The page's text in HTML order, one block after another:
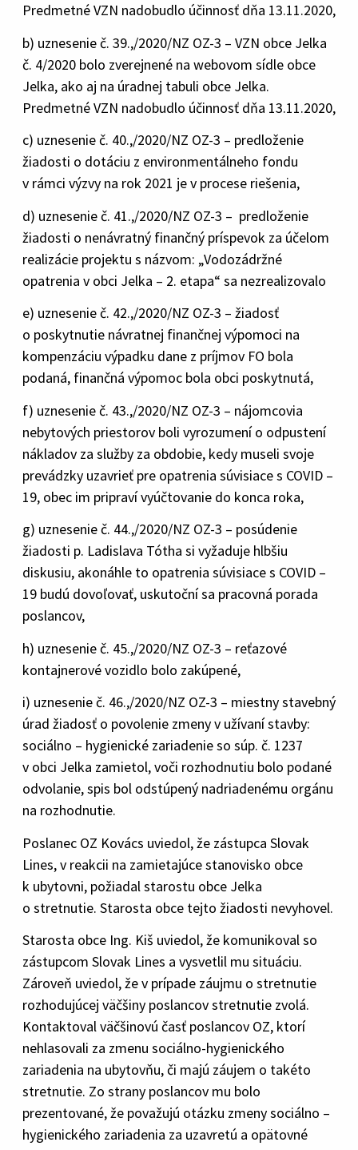
Predmetné VZN nadobudlo účinnosť dňa 13.11.2020,
b) uznesenie č. 39.,/2020/NZ OZ-3 – VZN obce Jelka
č. 4/2020 bolo zverejnené na webovom sídle obce
Jelka, ako aj na úradnej tabuli obce Jelka.
Predmetné VZN nadobudlo účinnosť dňa 13.11.2020,
c) uznesenie č. 40.,/2020/NZ OZ-3 – predloženie
žiadosti o dotáciu z environmentálneho fondu
v rámci výzvy na rok 2021 je v procese riešenia,
d) uznesenie č. 41.,/2020/NZ OZ-3 – predloženie
žiadosti o nenávratný finančný príspevok za účelom
realizácie projektu s názvom: „Vodozádržné
opatrenia v obci Jelka – 2. etapa“ sa nezrealizovalo
e) uznesenie č. 42.,/2020/NZ OZ-3 – žiadosť
o poskytnutie návratnej finančnej výpomoci na
kompenzáciu výpadku dane z príjmov FO bola
podaná, finančná výpomoc bola obci poskytnutá,
f) uznesenie č. 43.,/2020/NZ OZ-3 – nájomcovia
nebytových priestorov boli vyrozumení o odpustení
nákladov za služby za obdobie, kedy museli svoje
prevádzky uzavrieť pre opatrenia súvisiace s COVID –
19, obec im pripraví vyúčtovanie do konca roka,
g) uznesenie č. 44.,/2020/NZ OZ-3 – posúdenie
žiadosti p. Ladislava Tótha si vyžaduje hlbšiu
diskusiu, akonáhle to opatrenia súvisiace s COVID –
19 budú dovoľovať, uskutoční sa pracovná porada
poslancov,
h) uznesenie č. 45.,/2020/NZ OZ-3 – reťazové
kontajnerové vozidlo bolo zakúpené,
i) uznesenie č. 46.,/2020/NZ OZ-3 – miestny stavebný
úrad žiadosť o povolenie zmeny v užívaní stavby:
sociálno – hygienické zariadenie so súp. č. 1237
v obci Jelka zamietol, voči rozhodnutiu bolo podané
odvolanie, spis bol odstúpený nadriadenému orgánu
na rozhodnutie.
Poslanec OZ Kovács uviedol, že zástupca Slovak
Lines, v reakcii na zamietajúce stanovisko obce
k ubytovni, požiadal starostu obce Jelka
o stretnutie. Starosta obce tejto žiadosti nevyhovel.
Starosta obce Ing. Kiš uviedol, že komunikoval so
zástupcom Slovak Lines a vysvetlil mu situáciu.
Zároveň uviedol, že v prípade záujmu o stretnutie
rozhodujúcej väčšiny poslancov stretnutie zvolá.
Kontaktoval väčšinovú časť poslancov OZ, ktorí
nehlasovali za zmenu sociálno-hygienického
zariadenia na ubytovňu, či majú záujem o takéto
stretnutie. Zo strany poslancov mu bolo
prezentované, že považujú otázku zmeny sociálno –
hygienického zariadenia za uzavretú a opätovné